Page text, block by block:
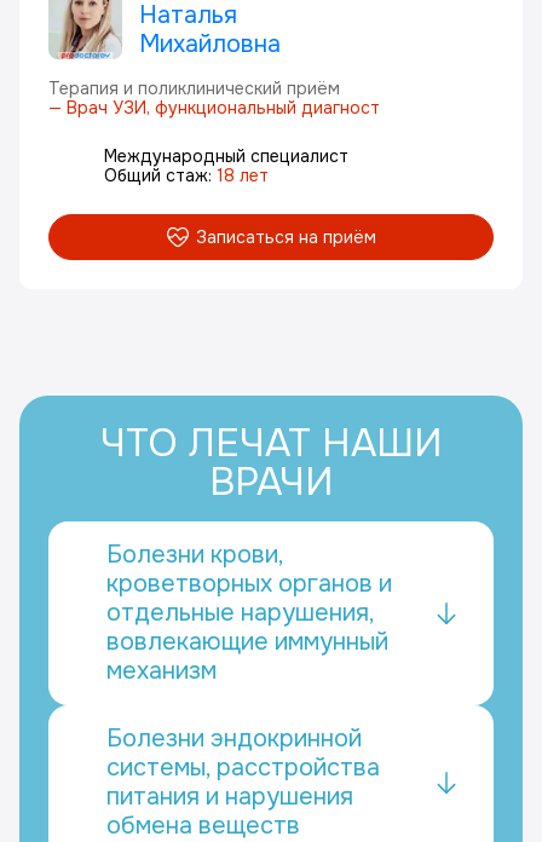
Международный специалист
Общий стаж: 18 лет
Наталья
Михайловна
Терапия и поликлинический приём
— Врач УЗИ, функциональный диагност
Записаться на приём
ЧТО ЛЕЧАТ НАШИ
ВРАЧИ
Болезни крови,
кроветворных органов и
отдельные нарушения,
вовлекающие иммунный
механизм
Болезни эндокринной
системы, расстройства
питания и нарушения
обмена веществ